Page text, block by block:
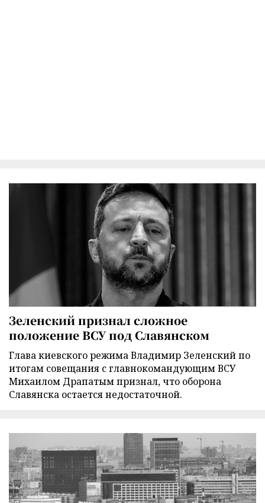
Зеленский признал сложное
положение ВСУ под Славянском
Глава киевского режима Владимир Зеленский по
итогам совещания с главнокомандующим ВСУ
Михаилом Драпатым признал, что оборона
Славянска остается недостаточной.